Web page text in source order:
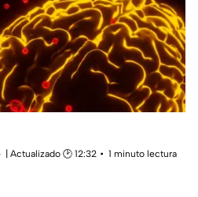
| Actualizado 🕑 12:32
1 minuto lectura